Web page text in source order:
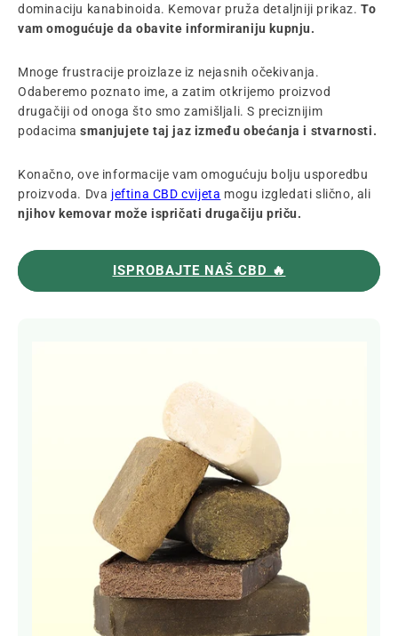
dominaciju kanabinoida. Kemovar pruža detaljniji prikaz. To
vam omogućuje da obavite informiraniju kupnju.
Mnoge frustracije proizlaze iz nejasnih očekivanja.
Odaberemo poznato ime, a zatim otkrijemo proizvod
drugačiji od onoga što smo zamišljali. S preciznijim
podacima smanjujete taj jaz između obećanja i stvarnosti.
Konačno, ove informacije vam omogućuju bolju usporedbu
proizvoda. Dva jeftina CBD cvijeta mogu izgledati slično, ali
njihov kemovar može ispričati drugačiju priču.
ISPROBAJTE NAŠ CBD 🔥